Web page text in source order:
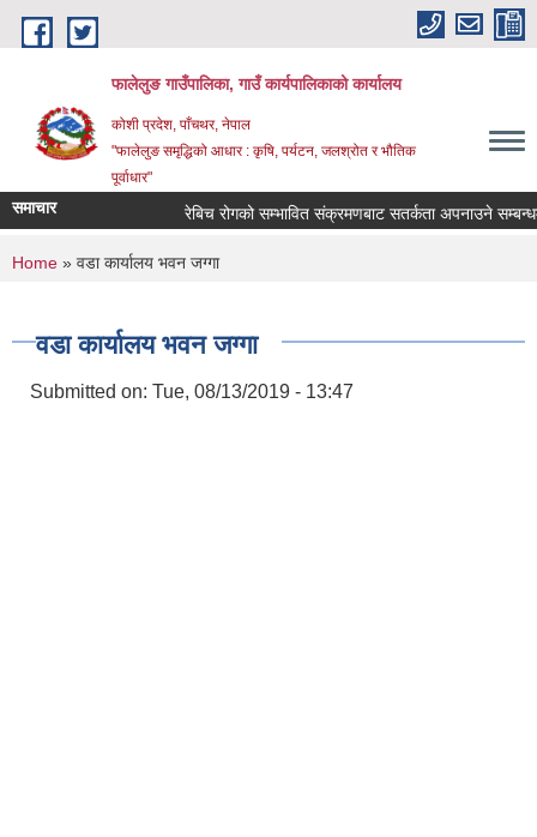
Skip to main content
फालेलुङ गाउँपालिका, गाउँ कार्यपालिकाको कार्यालय
कोशी प्रदेश, पाँचथर, नेपाल
"फालेलुङ समृद्धिको आधार : कृषि, पर्यटन, जलश्रोत र भौतिक
पूर्वाधार"
समाचार रेबिच रोगको सम्भावित संक्रमणबाट सतर्कता अपनाउने
You are here
Home » वडा कार्यालय भवन जग्गा
वडा कार्यालय भवन जग्गा
Submitted on: Tue, 08/13/2019 - 13:47